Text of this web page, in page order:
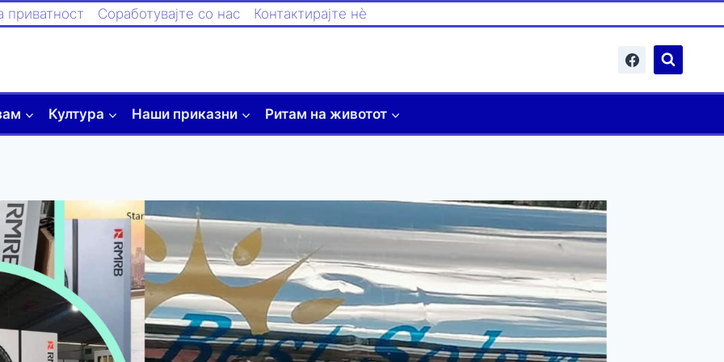
приватност Соработувајте со нас Контактирајте нè
Култура Наши приказни Ритам на животот